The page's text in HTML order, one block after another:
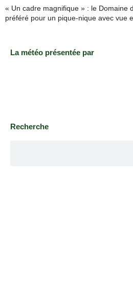
« Un cadre magnifique » : le Domaine
préféré pour un pique-nique avec vue
La météo présentée par
Recherche